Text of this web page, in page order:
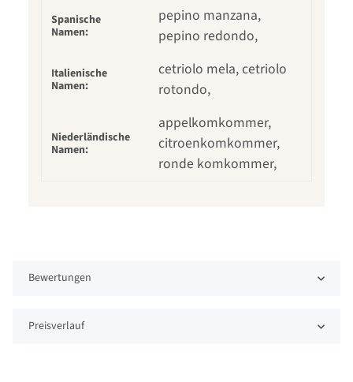
Spanische
Namen:
pepino manzana,
pepino redondo,
Italienische
Namen:
cetriolo mela, cetriolo
rotondo,
Niederländische
Namen:
appelkomkommer,
citroenkomkommer,
ronde komkommer,
Bewertungen
Preisverlauf